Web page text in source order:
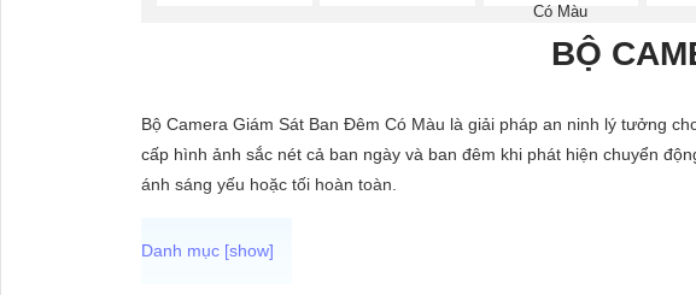
Có Màu
BỘ
Bộ Camera Giám Sát Ban Đêm Có Màu là giải pháp an ninh lý tưởng
cấp hình ảnh sắc nét cả ban ngày và ban đêm khi phát hiện chuyển
ánh sáng yếu hoặc tối hoàn toàn.